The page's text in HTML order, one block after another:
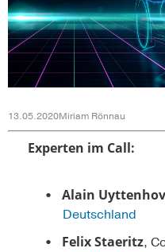
13.05.2020Miriam Rönnau
Experten im Call:
Alain
Deutschland
Felix Staeritz,